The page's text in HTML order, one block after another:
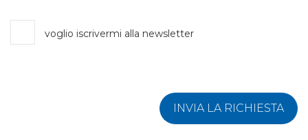
voglio iscrivermi alla newsletter
INVIA LA RICHIESTA